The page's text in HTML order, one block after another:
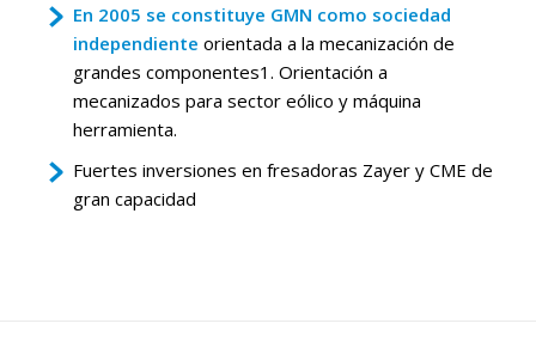
En 2005 se constituye GMN como sociedad
independiente orientada a la mecanización de
grandes componentes1. Orientación a
mecanizados para sector eólico y máquina
herramienta.
Fuertes inversiones en fresadoras Zayer y CME de
gran capacidad